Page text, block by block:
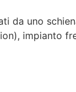
da uno
impianto